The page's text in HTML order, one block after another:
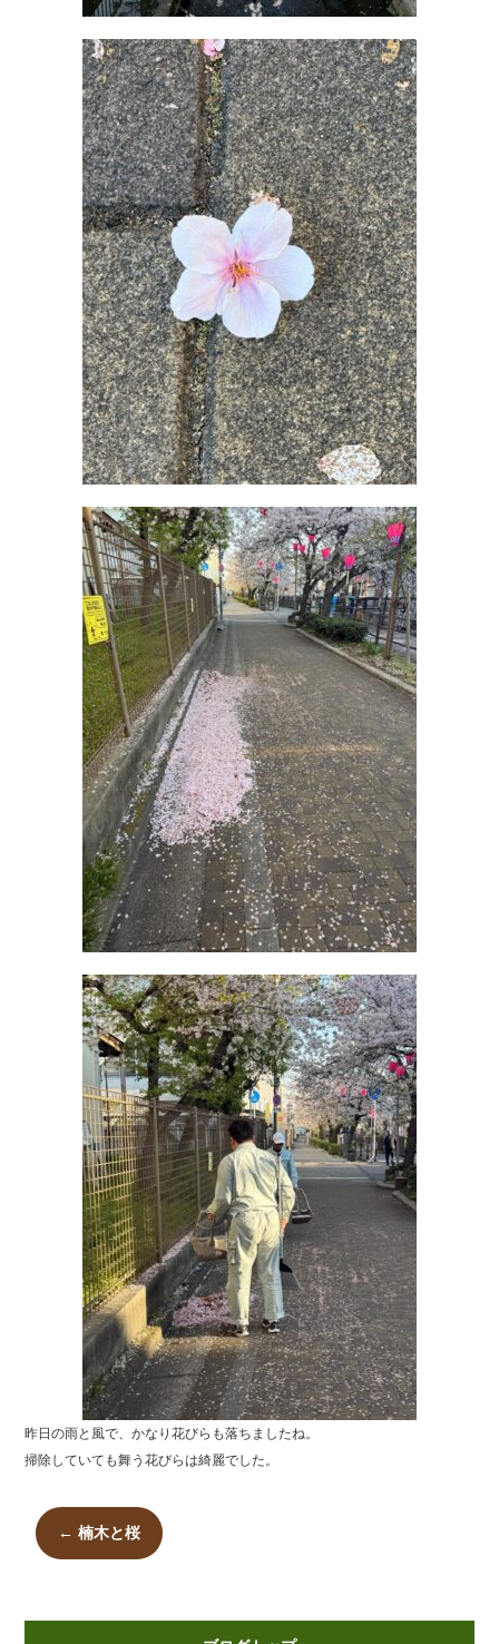
昨日の雨と風で、かなり花びらも落ちましたね。
掃除していても舞う花びらは綺麗でした。
← 楠木と桜